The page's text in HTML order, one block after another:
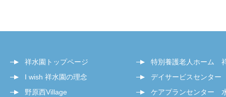
祥水園トップページ
I wish 祥水園の理念
野原西Village
特別養護老人ホーム
デイサービスセンタ
ケアプランセンター